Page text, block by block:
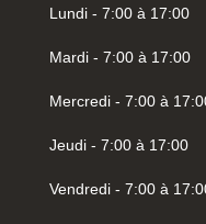
Lundi - 7:00 à 17:00
Mardi - 7:00 à 17:00
Mercredi - 7:00 à
Jeudi - 7:00 à 17:00
Vendredi - 7:00 à